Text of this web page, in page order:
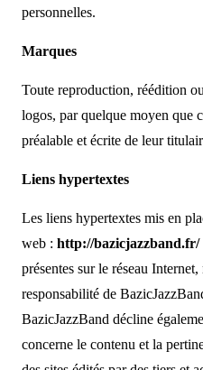
personnelles.
Marques
Toute reproduction, réédition
logos, par quelque moyen que
préalable et écrite de leur
Liens hypertextes
Les liens hypertextes mis en
web : http://bazicjazzband.fr/
présentes sur le réseau
responsabilité de
BazicJazzBand décline
concerne le contenu et la